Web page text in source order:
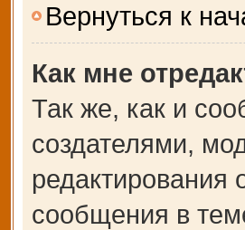
Вернуться к
Как мне
Так же, как и
создателями,
редактирования
сообщения в